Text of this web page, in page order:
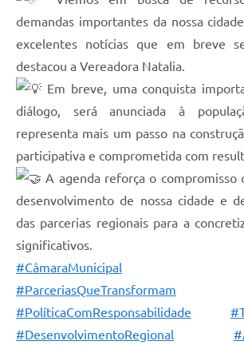
demandas importantes da nossa
excelentes notícias que em breve
destacou a Vereadora Natalia.
Em breve, uma conquista
diálogo, será anunciada à
representa mais um passo na
participativa e comprometida com
A agenda reforça o compromisso
desenvolvimento de nossa cidade e
das parcerias regionais para a
significativos.
#CâmaraMunicipal
#ParceriasQueTransformam
#PolíticaComResponsabilidade
#DesenvolvimentoRegional